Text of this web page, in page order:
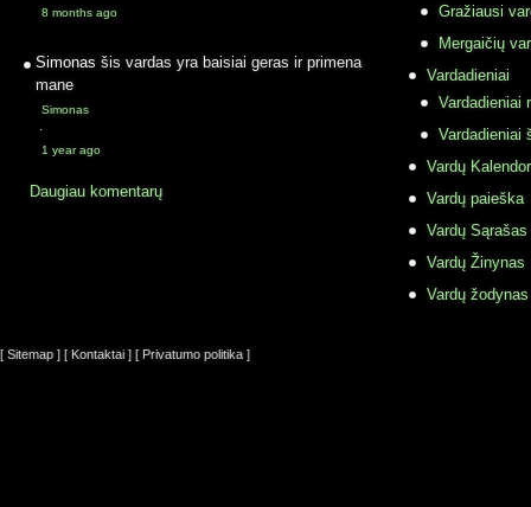
8 months ago
Simonas šis vardas yra baisiai geras ir primena
mane
Simonas
·
1 year ago
Daugiau komentarų
Gražiausi
Mergaičių
Vardadieniai
Vardadieniai
Vardadieniai
Vardų
Vardų paieška
Vardų Sąrašas
Vardų Žinynas
Vardų
[ Sitemap ] [ Kontaktai ] [ Privatumo politika ]